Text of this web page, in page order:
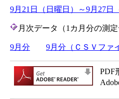
9月21日（日曜日）～9月27日
月次データ（1カ月分の測
9月分 9月分（ＣＳＶファ
PDF